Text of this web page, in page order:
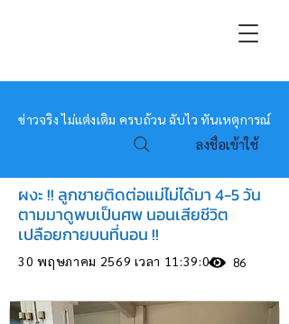
หมอข่าว
ข่าวจริง ไม่แต่งเติม ครบถ้วน ฉับไว ทันเหตุการณ์
ลงชื่อเข้าใช้
ผงะ !! ลูกชายติดต่อแม่ไม่ได้มา 4-5 วัน
ตามมาดูพบเป็นศพ นอนเสียชีวิต
เปลือยกายบนที่นอน !!
30 พฤษภาคม 2569 เวลา 11:39:00 86